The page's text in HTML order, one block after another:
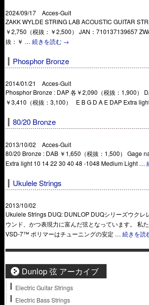
2024/09/17 Acces-Guit
ZAKK WYLDE STRING LAB ACOUSTIC GUITAR
￥2,750（税抜：￥2,500） JAN：710137139657
抜：￥ …続きを読む →
Phosphor Bronze
2014/01/21 Acces-Guit
Phosphor Bronze : DAP 各￥2,090（税抜：1,900）
￥3,410（税抜：3,100） E B G D A E DAP Extra
80/20 Bronze
2013/10/02 Acces-Guit
80/20 Bronze : DAB ￥1,650（税抜：1,500） Gage
Extra light 10 14 22 30 40 48 -1048 Medium Light …
Ukulele Strings
2013/10/02
Ukulele Strings DUQ: DUNLOP DUQシリーズウクレ
ウンド、かつ表現力に富んだ弦となっています。 私
VSD-7™ ポリマーはチューニングの安定 …続きを読
Dunlop 弦 アーカイブ
Electric Guitar Strings
Electric Bass Strings